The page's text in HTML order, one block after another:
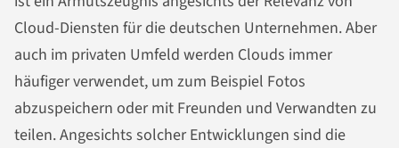
Cloud-Diensten für die deutschen Unternehmen. Aber
auch im privaten Umfeld werden Clouds immer
häufiger verwendet, um zum Beispiel Fotos
abzuspeichern oder mit Freunden und Verwandten zu
teilen. Angesichts solcher Entwicklungen sind die